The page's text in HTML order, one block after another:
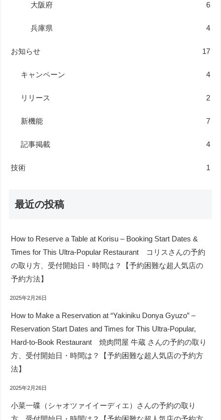
大阪府 6
兵庫県 4
お知らせ 17
キャンペーン 4
リリース 2
新機能 7
記事掲載 4
技術 1
最近の投稿
How to Reserve a Table at Korisu – Booking Start Dates &
Times for This Ultra-Popular Restaurant コリスさんの予約
の取り方、受付開始日・時間は？【予約困難な超人気店の
予約方法】
2025年2月26日
How to Make a Reservation at “Yakiniku Donya Gyuzo” –
Reservation Start Dates and Times for This Ultra-Popular,
Hard-to-Book Restaurant 焼肉問屋 牛蔵 さんの予約の取り
方、受付開始日・時間は？【予約困難な超人気店の予約方
法】
2025年2月26日
小菜一碟（シャオツァイイーディエ）さんの予約の取り